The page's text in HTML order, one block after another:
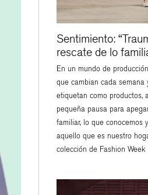
Sentimiento:
rescate de lo
En un mundo de
que cambian cada
etiquetan como productos,
pequeña pausa para
familiar, lo que conocemos
aquello que es nuestro
colección de Fashion Week